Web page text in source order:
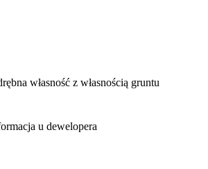
własność z własnością gruntu
u dewelopera